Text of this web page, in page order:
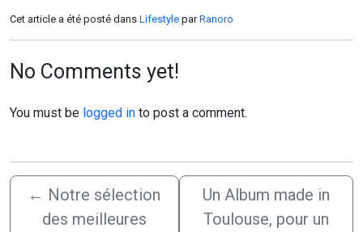
Cet article a été posté dans Lifestyle parRanoro
No Comments yet!
You must be logged in to post a comment.
← Notre sélection
des meilleures
Un Album made in
Toulouse, pour un